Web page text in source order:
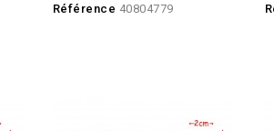
Référence 40804779